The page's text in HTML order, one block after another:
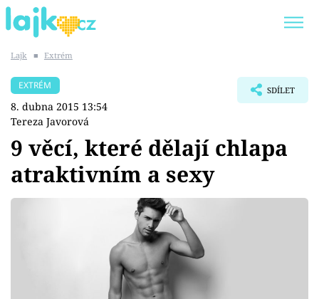
SHOPAHOLICADEL
Témata
Lajk ■ Extrém
EXTRÉM
8. dubna 2015 13:54
Tereza Javorová
SDÍLET
9 věcí, které dělají chlapa
atraktivním a sexy